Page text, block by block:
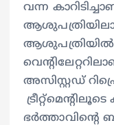
വന്ന
അസിസ്റ്റഡ്
ഭർത്താവിന്‍റെ